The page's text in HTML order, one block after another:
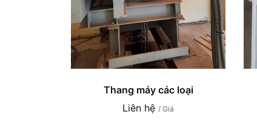
Thang máy các loại
Liên hệ / Giá